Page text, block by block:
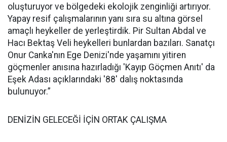
oluşturuyor ve bölgedeki ekolojik zenginliği artırıyor.
Yapay resif çalışmalarının yanı sıra su altına görsel
amaçlı heykeller de yerleştirdik. Pir Sultan Abdal ve
Hacı Bektaş Veli heykelleri bunlardan bazıları. Sanatçı
Onur Canka'nın Ege Denizi'nde yaşamını yitiren
göçmenler anısına hazırladığı 'Kayıp Göçmen Anıtı' da
Eşek Adası açıklarındaki '88' dalış noktasında
bulunuyor.”
DENİZİN GELECEĞİ İÇİN ORTAK ÇALIŞMA